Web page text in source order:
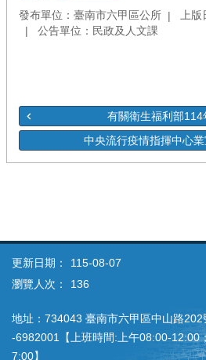
發布單位：臺南市六甲區公所
上
公告單位：民政及人文課
有關衛生福利部114
中央流行疫情指揮中心業
更新日期：
115-08-07
瀏覽人次：
136
地址：734043 臺南市六甲區中山路
‐6982001【上班時間:上午08:00‐12:00
7:00】